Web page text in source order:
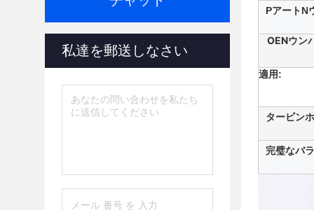
私達を郵送しなさい
PアートN
OENウン
適用:
タービン
完璧なバ